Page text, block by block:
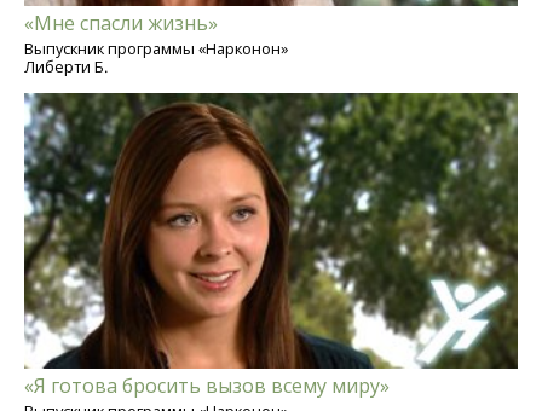
«Мне спасли жизнь»
Выпускник программы «Нарконон»
Либерти Б.
«Я готова бросить вызов всему миру»